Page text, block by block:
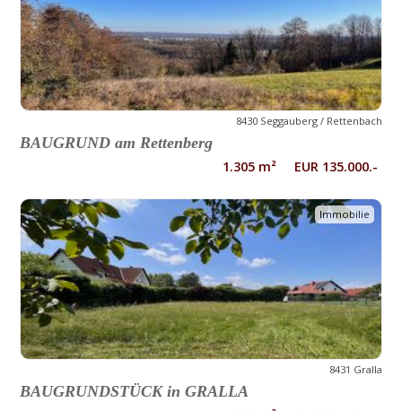
8430 Seggauberg / Rettenbach
BAUGRUND am Rettenberg
1.305 m² EUR 135.000.-
Immobilie
8431 Gralla
BAUGRUNDSTÜCK in GRALLA